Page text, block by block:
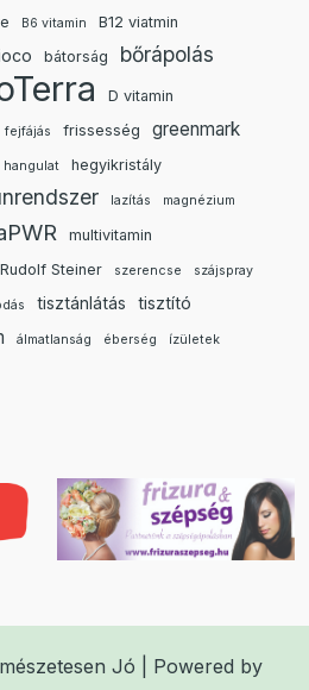
B6 vitamin
B12 viatmin
bátorság bőrápolás
D vitamin
fejfájás frissesség greenmark
hangulat
hegyikristály
lazítás magnézium
multivitamin
Rudolf Steiner szerencse szájspray
tisztánlátás tisztító
álmatlanság éberség ízületek
Jó | Powered by